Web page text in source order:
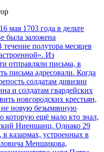
мая 1703 года в дельте
была заложена
течение полутора месяцев
Из
отправляли письма, в
письма адресовали. Когда
солдатам дивизии
и солдатам гвардейских
новгородских крестьян,
не новую безымянную
которую ещё мало кто знал,
Ниеншанц. Однако 29
казармах, устроенных в
Меншикова,